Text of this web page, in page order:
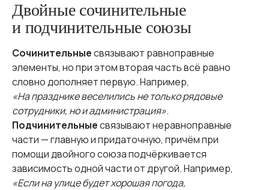
Двойные сочинительные
и подчинительные союзы
Сочинительныесвязывают равноправные
элементы, но при этом вторая часть всё равно
словно дополняет первую. Например,
«На празднике веселились не только рядовые
сотрудники, но и администрация».
Подчинительныесвязывают неравноправные
части — главную и придаточную, причём при
помощи двойного союза подчёркивается
зависимость одной части от другой. Например,
«Если на улице будет хорошая погода,